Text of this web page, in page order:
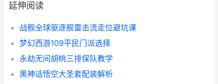
延伸阅读
战舰全球驱逐舰雷击流走位避坑课
梦幻西游109平民门派选择
永劫无间胡桃三排保队教学
黑神话悟空大圣套配装解析